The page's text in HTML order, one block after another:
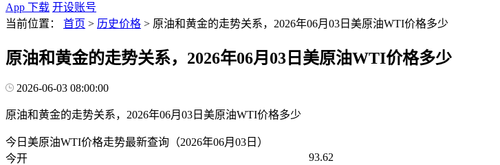
App 下载 开设账号
当前位置：
首页 > 历史价格 > 原油和黄金的走势关系，2026年06月03日美原油WTI价格多少
原油和黄金的走势关系，2026年06月03日美原油WTI价格多少
2026-06-03 08:00:00
原油和黄金的走势关系，2026年06月03日美原油WTI价格多少
今日美原油WTI价格走势最新查询（2026年06月03日）
今开
93.62